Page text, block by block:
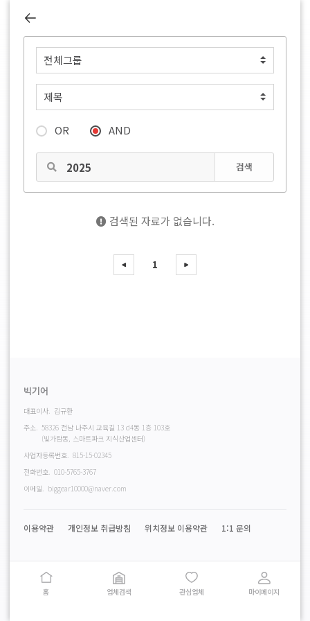
OR AND
검색
검색된 자료가 없습니다.
1
빅기어
대표이사. 김규환
주소. 58326 전남 나주시 교육길 13 d4동 1층 103호
(빛가람동, 스마트파크 지식산업센터)
사업자등록번호. 815-15-02345
전화번호. 010-5765-3767
이메일. biggear10000@naver.com
이용약관 개인정보 취급방침 위치정보 이용약관 1:1 문의
홈 업체검색 관심업체 마이페이지